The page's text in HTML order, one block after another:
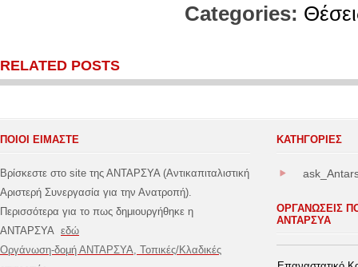
Categories:
RELATED POSTS
ΠΟΙΟΙ ΕΙΜΑΣΤΕ
Βρίσκεστε στο site της ΑΝΤΑΡΣΥΑ (Αντικαπιταλιστική
Αριστερή Συνεργασία για την Ανατροπή).
Περισσότερα για το πως δημιουργήθηκε η
ΑΝΤΑΡΣΥΑ εδώ
Οργάνωση-δομή ΑΝΤΑΡΣΥΑ, Τοπικές/Κλαδικές
ΚΑΤΗΓΟΡΊΕΣ
ΟΡΓΑΝΩΣΕΙΣ
ΑΝΤΑΡΣΥΑ